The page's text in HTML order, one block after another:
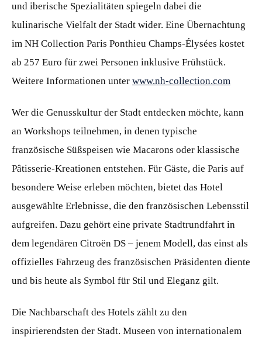
und iberische Spezialitäten spiegeln dabei die
kulinarische Vielfalt der Stadt wider. Eine Übernachtung
im NH Collection Paris Ponthieu Champs-Élysées kostet
ab 257 Euro für zwei Personen inklusive Frühstück.
Weitere Informationen unter www.nh-collection.com
Wer die Genusskultur der Stadt entdecken möchte, kann
an Workshops teilnehmen, in denen typische
französische Süßspeisen wie Macarons oder klassische
Pâtisserie-Kreationen entstehen. Für Gäste, die Paris auf
besondere Weise erleben möchten, bietet das Hotel
ausgewählte Erlebnisse, die den französischen Lebensstil
aufgreifen. Dazu gehört eine private Stadtrundfahrt in
dem legendären Citroën DS – jenem Modell, das einst als
offizielles Fahrzeug des französischen Präsidenten diente
und bis heute als Symbol für Stil und Eleganz gilt.
Die Nachbarschaft des Hotels zählt zu den
inspirierendsten der Stadt. Museen von internationalem